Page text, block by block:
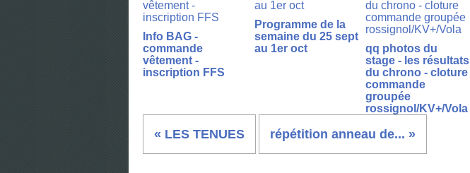
Info BAG -
commande
vêtement -
inscription FFS
Programme de la
semaine du 25 sept
au 1er oct
qq photos du
stage - les résultats
du chrono - cloture
commande
groupée
rossignol/KV+/Vola
« LES TENUES répétition anneau de... »